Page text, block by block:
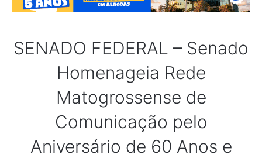
SENADO FEDERAL – Senado
Homenageia Rede
Matogrossense de
Comunicação pelo
Aniversário de 60 Anos e